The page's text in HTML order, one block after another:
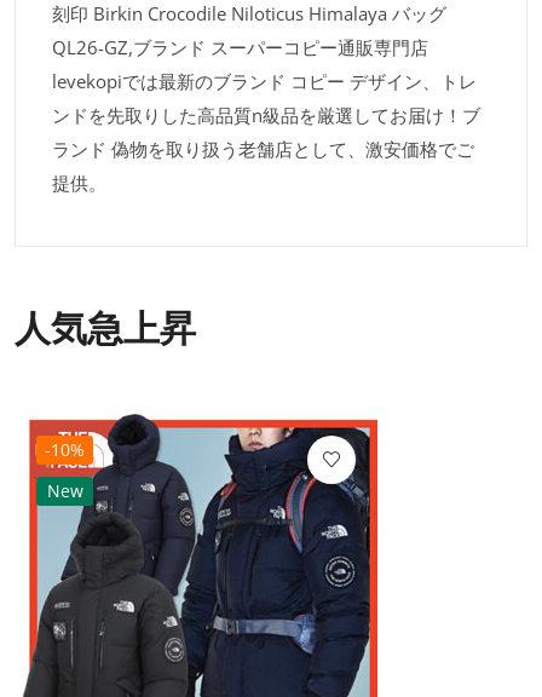
刻印 Birkin Crocodile Niloticus Himalaya バッグ
QL26-GZ,ブランド スーパーコピー通販専門店
levekopiでは最新のブランド コピー デザイン、トレ
ンドを先取りした高品質n級品を厳選してお届け！ブ
ランド 偽物を取り扱う老舗店として、激安価格でご
提供。
人気急上昇
-10%
New